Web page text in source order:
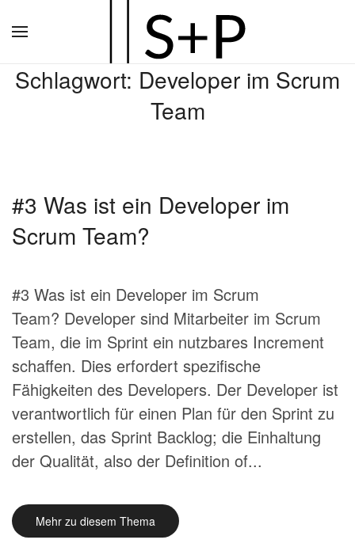
Hauptinhalt
springen
Schlagwort: Developer im Scrum
Team
#3 Was ist ein Developer im
Scrum Team?
#3 Was ist ein Developer im Scrum
Team? Developer sind Mitarbeiter im Scrum
Team, die im Sprint ein nutzbares Increment
schaffen. Dies erfordert spezifische
Fähigkeiten des Developers. Der Developer ist
verantwortlich für einen Plan für den Sprint zu
erstellen, das Sprint Backlog; die Einhaltung
der Qualität, also der Definition of...
Mehr zu diesem Thema